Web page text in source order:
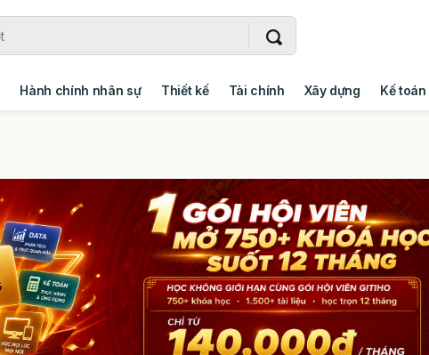
Hành chính nhân sự Thiết kế Tài chính Xây dựng Kế toán